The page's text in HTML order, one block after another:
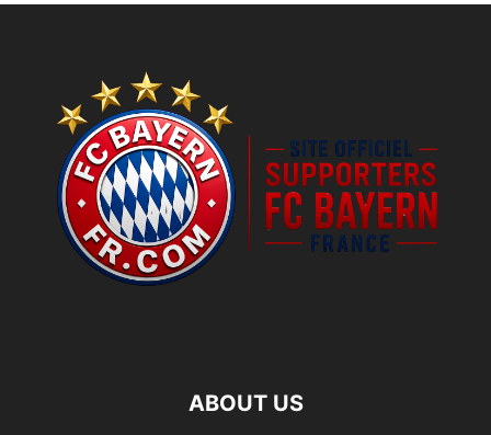
ABOUT US